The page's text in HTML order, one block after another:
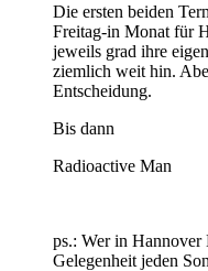
Die ersten beiden
Freitag-in Monat für
jeweils grad ihre
ziemlich weit hin.
Entscheidung.
Bis dann
Radioactive Man
ps.: Wer in Hannover
Gelegenheit jeden